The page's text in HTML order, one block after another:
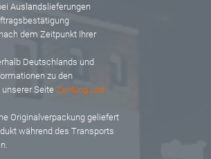
Auslandslieferungen
dem Zeitpunkt Ihrer
Deutschlands und
zu den
Seite Zahlung und
Originalverpackung geliefert
während des Transports